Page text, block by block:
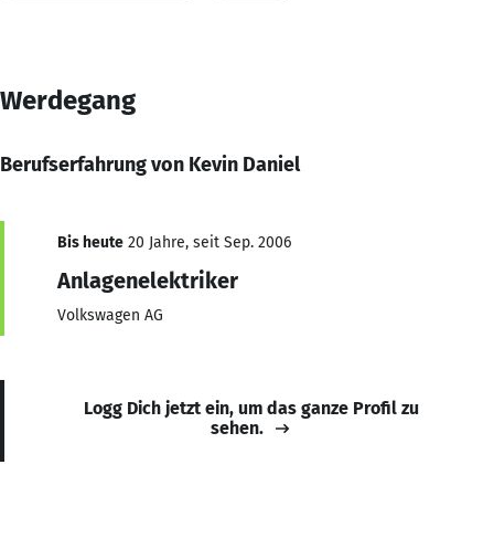
Werdegang
Berufserfahrung von Kevin Daniel
Bis heute 20 Jahre, seit Sep. 2006
Anlagenelektriker
Volkswagen AG
Logg Dich jetzt ein, um das ganze Profil zu
sehen.